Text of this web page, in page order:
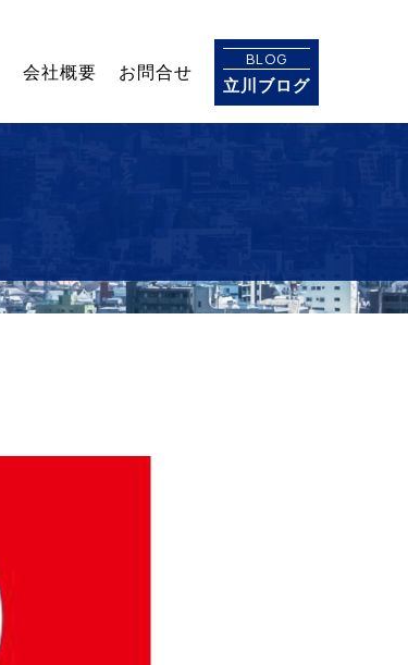
会社概要 お問合せ
BLOG
立川ブログ